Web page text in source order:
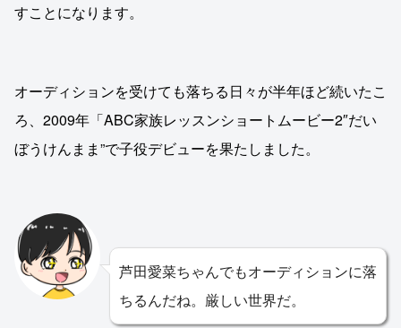
すことになります。
オーディションを受けても落ちる日々が半年ほど続いたこ
ろ、2009年「ABC家族レッスンショートムービー2″だい
ぼうけんまま”で子役デビューを果たしました。
芦田愛菜ちゃんでもオーディションに落
ちるんだね。厳しい世界だ。